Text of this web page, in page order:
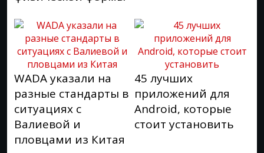
WADA указали на
разные стандарты в
ситуациях с
Валиевой и
пловцами из Китая
45 лучших
приложений для
Android, которые
стоит установить